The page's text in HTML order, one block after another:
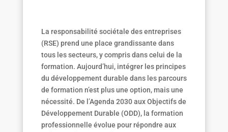
La responsabilité sociétale des entreprises
(RSE) prend une place grandissante dans
tous les secteurs, y compris dans celui de la
formation. Aujourd’hui, intégrer les principes
du développement durable dans les parcours
de formation n’est plus une option, mais une
nécessité. De l’Agenda 2030 aux Objectifs de
Développement Durable (ODD), la formation
professionnelle évolue pour répondre aux